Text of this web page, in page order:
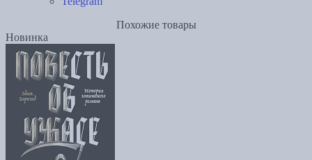
Похожие товары
Новинка